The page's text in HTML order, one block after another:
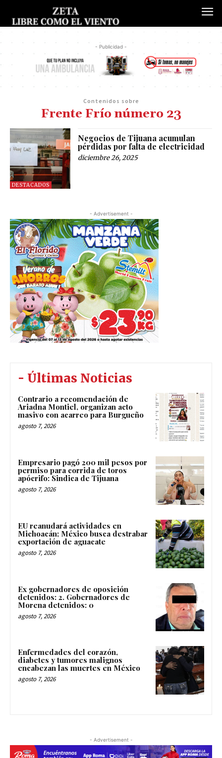
- Publicidad -
Contenidos sobre
Frente Frío número 23
DESTACADOS
Negocios de Tijuana acumulan
pérdidas por falta de electricidad
diciembre 26, 2025
- Advertisement -
- Últimas Noticias
Contrario a recomendación de
Ariadna Montiel, organizan acto
masivo con acarreo para Burgueño
agosto 7, 2026
Empresario pagó 200 mil pesos por
permiso para corrida de toros
apócrifo: Sindica de Tijuana
agosto 7, 2026
EU reanudará actividades en
Michoacán; México busca destrabar
exportación de aguacate
agosto 7, 2026
Ex gobernadores de oposición
detenidos: 2. Gobernadores de
Morena detenidos: 0
agosto 7, 2026
Enfermedades del corazón,
diabetes y tumores malignos
encabezan las muertes en México
agosto 7, 2026
- Advertisement -